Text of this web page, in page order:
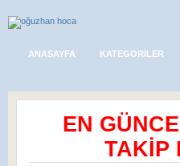
ANASAYFA KATEGORILER
EN
TAKİP